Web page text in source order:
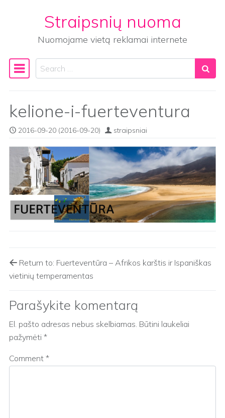
Straipsnių nuoma
Nuomojame vietą reklamai internete
Main Navigation
Search
kelione-i-fuerteventura
2016-09-20 (2016-09-20) straipsniai
Return to: Fuerteventūra – Afrikos karštis ir Ispaniškas
vietinių temperamentas
Parašykite komentarą
El. pašto adresas nebus skelbiamas. Būtini laukeliai
pažymėti *
Comment *